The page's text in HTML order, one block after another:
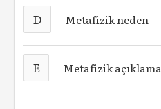
D Metafizik neden
E Metafizik açıklama